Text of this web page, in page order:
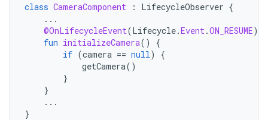
class CameraComponent : LifecycleObserver {
...
@OnLifecycleEvent(Lifecycle.Event .ON_RESUME)
fun initializeCamera()
{
if (camera == null )
{
getCamera()
}
}
...
}